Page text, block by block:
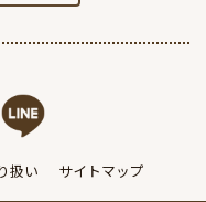
扱い サイトマップ